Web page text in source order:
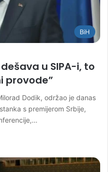
BiH
u SIPA-i, to
provode”
Dodik, održao je danas
s premijerom Srbije,